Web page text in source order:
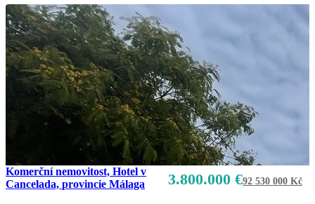
3.800.000 €92 530 000 Kč
Komerční nemovitost, Hotel v
Cancelada, provincie Málaga